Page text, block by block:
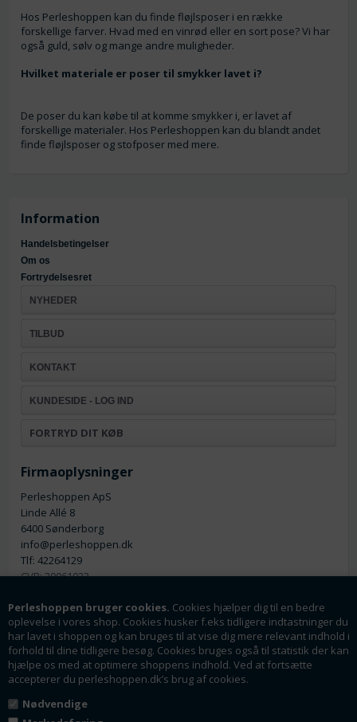
Perleshoppen bruger cookies. Cookies hjælper dig til en bedre
oplevelse i vores shop. Cookies husker f.eks tidligere indtastninger du
har lavet i shoppen og kan bruges til at vise dig mere relevant indhold i
forhold til dine tidligere besøg. Cookies bruges også til statistik der kan
hjælpe os med at optimere shoppens indhold. Ved at fortsætte
accepterer du perleshoppen.dk’s brug af cookies.
Nødvendige
Hos Perleshoppen kan du finde fløjlsposer i en række
forskellige farver. Hvad med en vinrød eller en sort pose? Vi har
også guld, sølv og mange andre muligheder.
Hvilket materiale er poser til smykker lavet i?
De poser du kan købe til at komme smykker i, er lavet af
forskellige materialer. Hos Perleshoppen kan du blandt andet
finde fløjlsposer og stofposer med mere.
Information
Handelsbetingelser
Om os
Fortrydelsesret
NYHEDER
TILBUD
KONTAKT
KUNDESIDE - LOG IND
FORTRYD DIT KØB
Firmaoplysninger
Perleshoppen ApS
Linde Allé 8
6400 Sønderborg
info@perleshoppen.dk
Tlf: 42264129
CVR: 39061023
Nyhedsmail